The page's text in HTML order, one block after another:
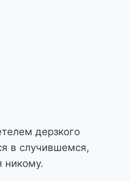
дерзкого
в случившемся,
никому.